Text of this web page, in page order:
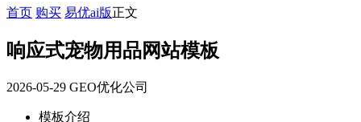
首页 购买 易优ai版正文
响应式宠物用品网站模板
2026-05-29 GEO优化公司
模板介绍